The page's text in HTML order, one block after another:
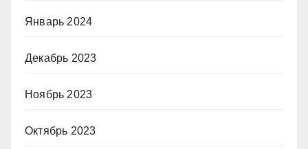
Январь 2024
Декабрь 2023
Ноябрь 2023
Октябрь 2023